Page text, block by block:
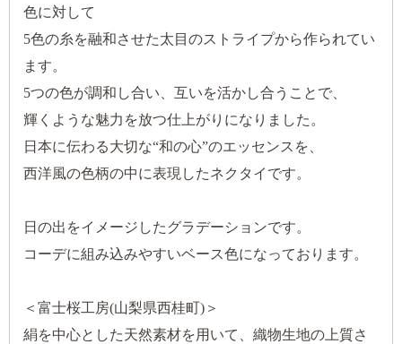
色に対して
5色の糸を融和させた太目のストライプから作られてい
ます。
5つの色が調和し合い、互いを活かし合うことで、
輝くような魅力を放つ仕上がりになりました。
日本に伝わる大切な“和の心”のエッセンスを、
西洋風の色柄の中に表現したネクタイです。
日の出をイメージしたグラデーションです。
コーデに組み込みやすいベース色になっております。
＜富士桜工房(山梨県西桂町)＞
絹を中心とした天然素材を用いて、織物生地の上質さ